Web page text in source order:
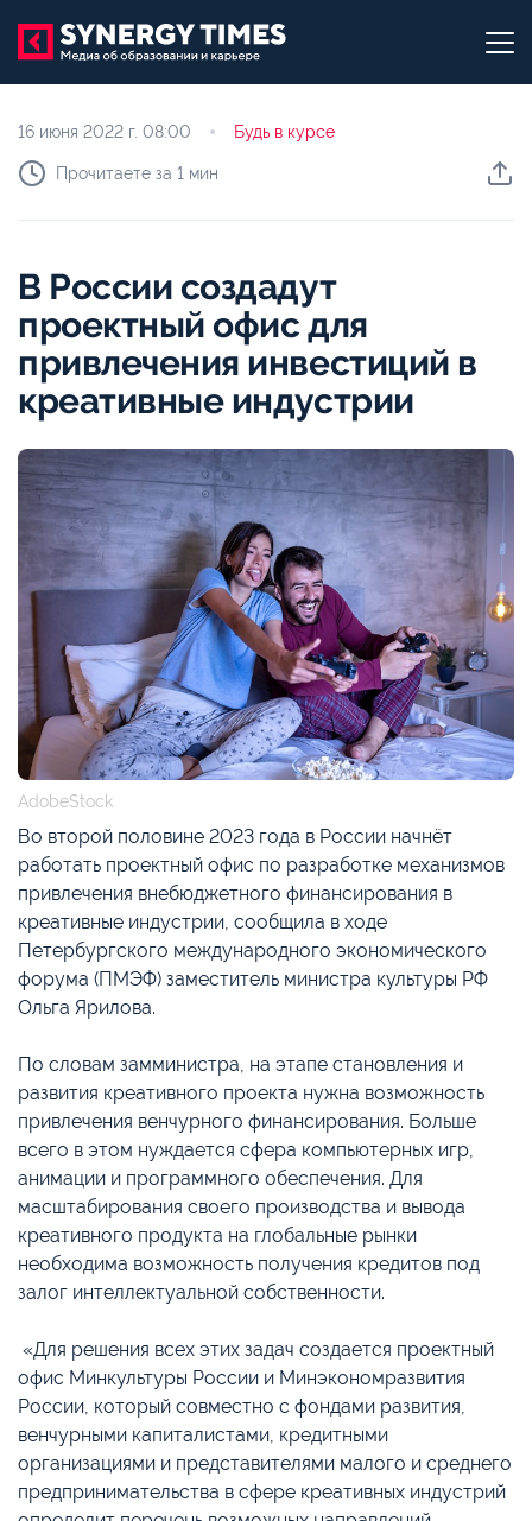
16 июня 2022 г. 08:00 Будь в курсе
Прочитаете за 1 мин
В России создадут
проектный офис для
привлечения инвестиций в
креативные индустрии
AdobeStock
Во второй половине 2023 года в России начнёт
работать проектный офис по разработке механизмов
привлечения внебюджетного финансирования в
креативные индустрии, сообщила в ходе
Петербургского международного экономического
форума (ПМЭФ) заместитель министра культуры РФ
Ольга Ярилова.
По словам замминистра, на этапе становления и
развития креативного проекта нужна возможность
привлечения венчурного финансирования. Больше
всего в этом нуждается сфера компьютерных игр,
анимации и программного обеспечения. Для
масштабирования своего производства и вывода
креативного продукта на глобальные рынки
необходима возможность получения кредитов под
залог интеллектуальной собственности.
«Для решения всех этих задач создается проектный
офис Минкультуры России и Минэкономразвития
России, который совместно с фондами развития,
венчурными капиталистами, кредитными
организациями и представителями малого и среднего
предпринимательства в сфере креативных индустрий